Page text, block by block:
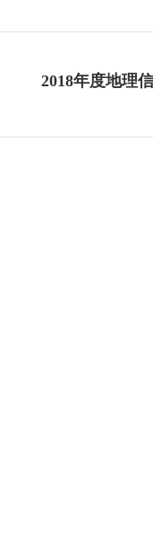
2018年度地理